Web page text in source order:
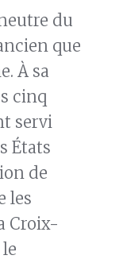
du
que
À sa
cinq
servi
États
de
les
Croix-